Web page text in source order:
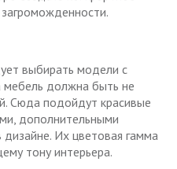
выбирать модели с
мебель должна быть не
Сюда подойдут красивые
дополнительными
Их цветовая гамма
тону интерьера.